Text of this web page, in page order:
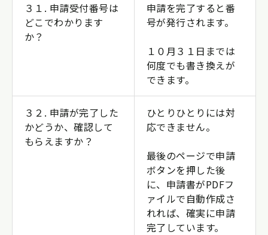
３１. 申請受付番号は
どこでわかります
か？
申請を完了すると番
号が発行されます。
１０月３１日までは
何度でも書き換えが
できます。
３２. 申請が完了した
かどうか、確認して
もらえますか？
ひとりひとりには対
応できません。
最後のページで申請
ボタンを押した後
に、申請書がPDFフ
ァイルで自動作成さ
れれば、確実に申請
完了しています。